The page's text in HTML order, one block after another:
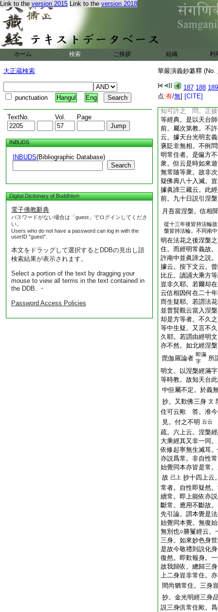
Link to the version 2015 Link to the version 2018
ホーム 検索 ご挨拶 組織 利
大正蔵検索
punctuation Hangul Eng
TextNo. Vol. Page
INBUDS
INBUDS(Bibliographic Database)
Search
Digital Dictionary of Buddhism
電子佛教辭典
パスワードがない場合は「guest」でログインしてくださ
い。
Users who do not have a password can log in with the
userID "guest".
本文をドラッグして選択するとDDBの見出し語
検索結果が表示されます。
Select a portion of the text by dragging your
mouse to view all terms in the text contained in
the DDB. ・
Password Access Policies
華嚴演義鈔纂釋 (No.
187 188 189
点:有/無] [CITE]
彼村中饒財多寶。
諸比丘還歸本村○
者本妻也。此婬戒
善見論第六云。佛
陀村。佛成道已十
年。婢如是故不識
抄。金光明經既非
可許金光明經屬不
文明順理中。揀去
次第無過 云云 頓不
知可許之 問。正披
等經典。是以天台
前。屬次第教。不
云。據天台光明玄
褒貶非無相。不例
明常住者。是偏方
衆。但云是時如來
無常隨等衆。故非
疑佛壽八十入滅。
據眞諦三藏云。此
前。九十日説引涅
月吾當涅槃。信相
從十三年後皆持法輪
槃皆持法輪。不同南
明在法花之後涅槃
住。而經明常義故
許南中並眞諦之説
據云。按下文云。
比丘。讀誦大乘方
豈非久耶。若爾却
云信相因何在二十
而生疑耶。若謂法
並普賢觀云當入涅
却是方等者。不久
等中生疑。又言不
久耶。若謂由經明
亦不然。如北經涅
毘伽羅論者 即滿
字
所
明文。以涅槃經滿
等時教。故知天台
中但屬不定。於義
抄。又歎佛三身 文
住可云歟 答。准今
見。付之不明 云云
疏。六上云。涅槃
大乘經其又非一同
依修起寧無生滅耳
亦説爲常。非自性
始覺同本亦皆是常
故 已上 抄十四上云
常者。自性即疑然
續常。即上能依亦
斷常。應用不斷故
先引論。謂本覺是
始覺同本覺。無復
無別也○勝鬘經云。
三身。如來妙色身
是故今敬禮則説化
復然。即歎報身。
故我歸依。總歸三
上二身豈非常住。
間尚猶常住。三身
抄。金光明經三身
説三身倶常住歟。